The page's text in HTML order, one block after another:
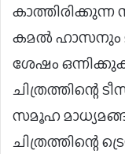
കമല്‍ ഹാസനും
ശേഷം
ചിത്രത്തിന്റെ
സമൂഹ
ചിത്രത്തിന്റെ